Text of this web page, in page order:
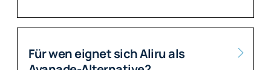
Für wen eignet sich Aliru als